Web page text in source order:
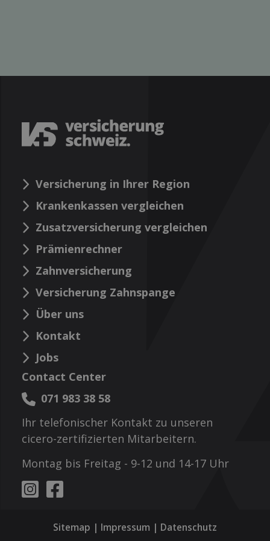
Versicherung in Ihrer Region
Krankenkassen vergleichen
Zusatzversicherung vergleichen
Prämienrechner
Zahnversicherung
Versicherung Zahnspange
Über uns
Kontakt
Jobs
Contact Center
071 983 38 58
Ihr telefonischer Kontakt zu unseren
cicero-zertifizierten Mitarbeitern.
Montag bis Freitag - 9-12 und 14-17 Uhr
Sitemap | Impressum | Datenschutz